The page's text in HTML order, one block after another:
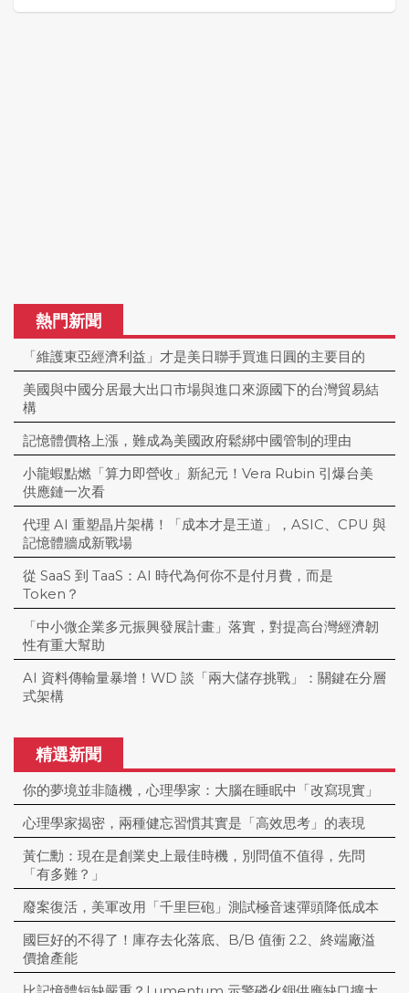
熱門新聞
「維護東亞經濟利益」才是美日聯手買進日圓的主要目的
美國與中國分居最大出口市場與進口來源國下的台灣貿易結
構
記憶體價格上漲，難成為美國政府鬆綁中國管制的理由
小龍蝦點燃「算力即營收」新紀元！Vera Rubin 引爆台美
供應鏈一次看
代理 AI 重塑晶片架構！「成本才是王道」，ASIC、CPU 與
記憶體牆成新戰場
從 SaaS 到 TaaS：AI 時代為何你不是付月費，而是
Token？
「中小微企業多元振興發展計畫」落實，對提高台灣經濟韌
性有重大幫助
AI 資料傳輸量暴增！WD 談「兩大儲存挑戰」：關鍵在分層
式架構
精選新聞
你的夢境並非隨機，心理學家：大腦在睡眠中「改寫現實」
心理學家揭密，兩種健忘習慣其實是「高效思考」的表現
黃仁勳：現在是創業史上最佳時機，別問值不值得，先問
「有多難？」
廢案復活，美軍改用「千里巨砲」測試極音速彈頭降低成本
國巨好的不得了！庫存去化落底、B/B 值衝 2.2、終端廠溢
價搶產能